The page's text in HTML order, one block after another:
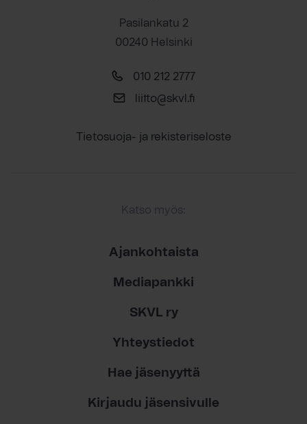
Pasilankatu 2
00240 Helsinki
010 212 2777
liitto@skvl.fi
Tietosuoja- ja rekisteriseloste
Katso myös:
Ajankohtaista
Mediapankki
SKVL ry
Yhteystiedot
Hae jäsenyyttä
Kirjaudu jäsensivulle